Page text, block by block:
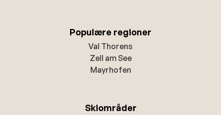
Populære regioner
Val Thorens
Zell am See
Mayrhofen
Skiområder